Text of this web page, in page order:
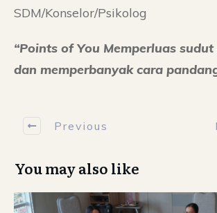
SDM/Konselor/Psikolog
“Points of You Memperluas
dan memperbanyak cara
Previous
You may also like